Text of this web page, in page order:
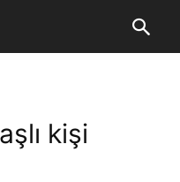
kişi